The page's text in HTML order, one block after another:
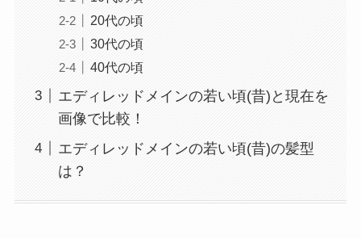
20代の頃
30代の頃
40代の頃
エディレッドメインの若い頃(昔)と現在を
画像で比較！
エディレッドメインの若い頃(昔)の髪型
は？